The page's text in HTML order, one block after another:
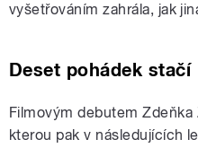
vyšetřováním zahrála, jak
Deset pohádek stačí
Filmovým debutem Zdeňka
kterou pak v následujících